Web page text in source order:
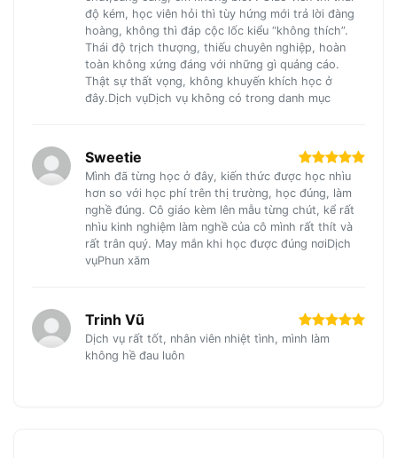
độ kém, học viên hỏi thì tùy hứng mới trả lời đàng
hoàng, không thì đáp cộc lốc kiểu “không thích”.
Thái độ trịch thượng, thiếu chuyên nghiệp, hoàn
toàn không xứng đáng với những gì quảng cáo.
Thật sự thất vọng, không khuyến khích học ở
đây.Dịch vụDịch vụ không có trong danh mục
Sweetie
Mình đã từng học ở đây, kiến thức được học nhìu
hơn so với học phí trên thị trường, học đúng, làm
nghề đúng. Cô giáo kèm lên mẫu từng chút, kể rất
nhìu kinh nghiệm làm nghề của cô mình rất thít và
rất trân quý. May mắn khi học được đúng nơiDịch
vụPhun xăm
Trinh Vũ
Dịch vụ rất tốt, nhân viên nhiệt tình, mình làm
không hề đau luôn